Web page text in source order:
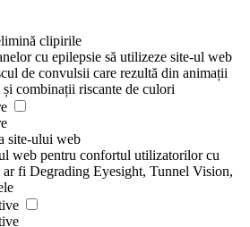
clipirile
cu epilepsie să utilizeze site-ul web
de convulsii care rezultă din animații
combinații riscante de culori
site-ului web
web pentru confortul utilizatorilor cu
ar fi Degrading Eyesight, Tunnel Vision,